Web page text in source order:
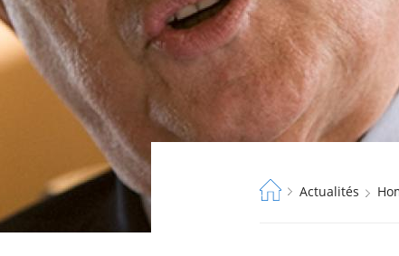
Fil
Actualités